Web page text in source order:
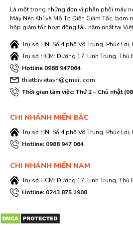
Là một trong những đơn vị phân phối máy
Máy Nén Khí và Mô Tơ Điện Giảm Tốc, bơm
hộp giảm tốc hoạt động lâu năm nhất tại
Trụ sở HN: Số 4 phố Võ Trung, Phúc
Trụ sở HCM: Đường 17, Linh Trung,
Hotline 0988 947064
thietbivietavn@gmail.com
Thời gian làm việc: Thứ 2 – Chủ nhật
CHI NHÁNH MIỀN BĂC
Trụ sở HN: Số 4 phố Võ Trung, Phúc
Hotline: 0988 947 064
CHI NHÁNH MIỀN NAM
Trụ sở HCM: Đường 17, Linh Trung,
Hotline: 0243 875 1908